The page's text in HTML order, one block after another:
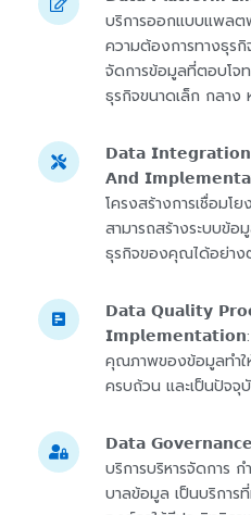
บริการออกแบบแพล
ความต้องการทางธุ
จัดการข้อมูลที่ตอบโจ
ธุรกิจขนาดเล็ก กลาง
𝗗𝗮𝘁𝗮
𝗔𝗻𝗱
โครงสร้างการเชื่อมโ
สามารถสร้างระบบข้
ธุรกิจของคุณได้อย่าง
𝗗𝗮𝘁𝗮 𝗤𝘂𝗮𝗹𝗶𝘁𝘆
𝗜𝗺𝗽𝗹𝗲𝗺𝗲𝗻𝘁𝗮𝘁𝗶𝗼𝗻:
คุณภาพของข้อมูลทำ
ครบถ้วน และเป็นปัจจุ
𝗗𝗮𝘁𝗮
บริการบริหารจัดการ
บาลข้อมูล เป็นบริการ